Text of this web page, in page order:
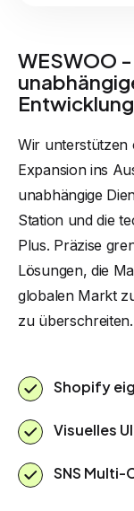
WESWOO
Wir unterstützen
Expansion ins
unabhängige
Station und die
Plus. Präzise
Lösungen, die
globalen Markt
zu überschreiten.
Shopify
Visuelles
SNS Multi-